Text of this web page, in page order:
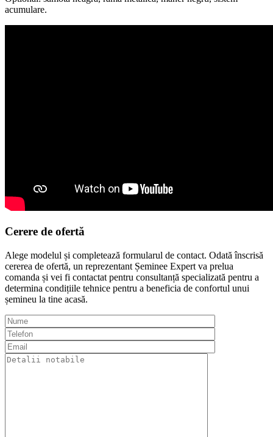
acumulare.
Cerere de ofertă
Alege modelul și completează formularul de contact. Odată înscrisă
cererea de ofertă, un reprezentant Șeminee Expert va prelua
comanda și vei fi contactat pentru consultanță specializată pentru a
determina condițiile tehnice pentru a beneficia de confortul unui
șemineu la tine acasă.